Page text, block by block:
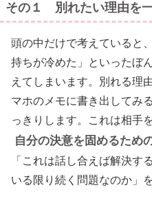
その１ 別れたい理由を
頭の中だけで考えていると
持ちが冷めた」といったぼ
えてしまいます。別れる理
マホのメモに書き出してみ
っきりします。これは相手
自分の決意を固めるため
「これは話し合えば解決す
いる限り続く問題なのか」